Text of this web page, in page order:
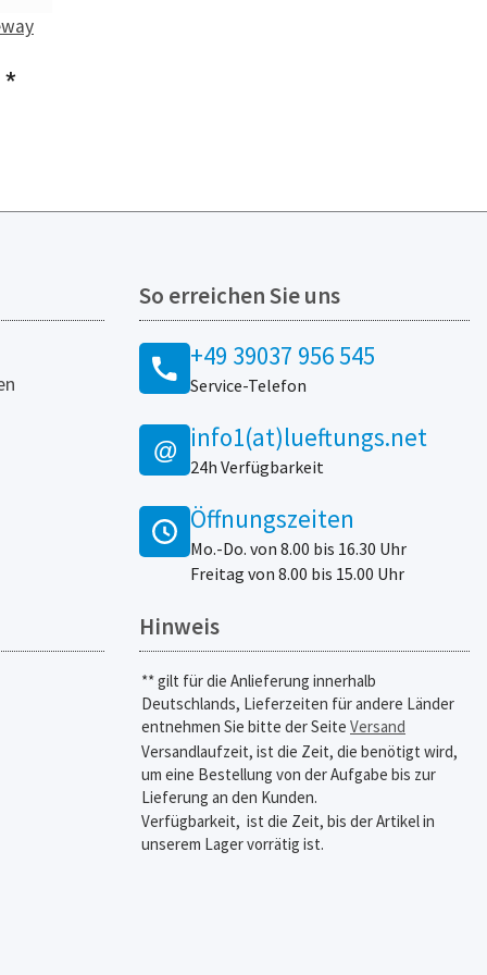
*
So erreichen Sie uns
+49 39037 956 545
Service-Telefon
@ info1(at)lueftungs.net
24h Verfügbarkeit
Öffnungszeiten
Mo.-Do. von 8.00 bis 16.30 Uhr
Freitag von 8.00 bis 15.00 Uhr
Hinweis
** gilt für die Anlieferung innerhalb
Deutschlands, Lieferzeiten für andere Länder
entnehmen Sie bitte der Seite Versand
Versandlaufzeit, ist die Zeit, die benötigt wird,
um eine Bestellung von der Aufgabe bis zur
Lieferung an den Kunden.
Verfügbarkeit, ist die Zeit, bis der Artikel in
unserem Lager vorrätig ist.